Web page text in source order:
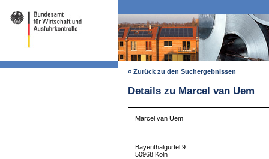
« Zurück zu den Suchergebnissen
Details zu Marcel van Uem
Marcel van Uem
Bayenthalgürtel 9
50968 Köln